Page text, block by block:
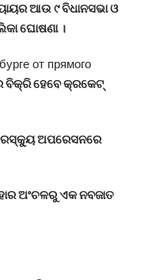
ଆଉ ୯ ବିଧାନସଭା ଓ
ଘୋଷଣା ।
от прямого
ବିକ୍ରି ହେବେ କ୍ରକେଟ୍
ଅପରେସନରେ
ଅଂଚଳରୁ ଏକ ନବଜାତ